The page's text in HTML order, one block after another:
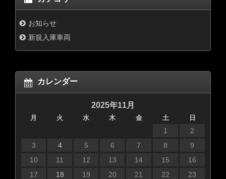
お知らせ
新規入庫車両
カレンダー
2025年11月
月 火 水 木 金 土 日
1
2
3
4 5 6 7 8
9
10
11 12 13 14 15
16
17
18 19 20 21 22
23